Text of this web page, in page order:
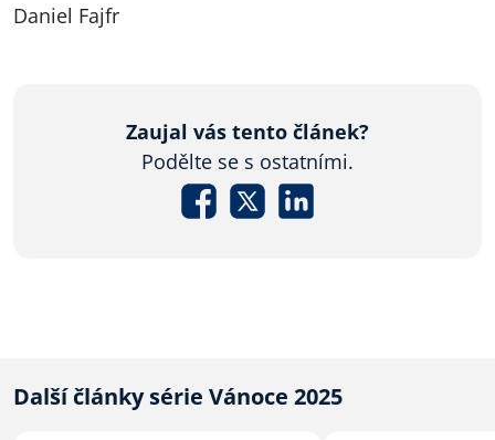
Daniel Fajfr
Zaujal vás tento článek?
Podělte se s ostatními.
Další články série Vánoce 2025